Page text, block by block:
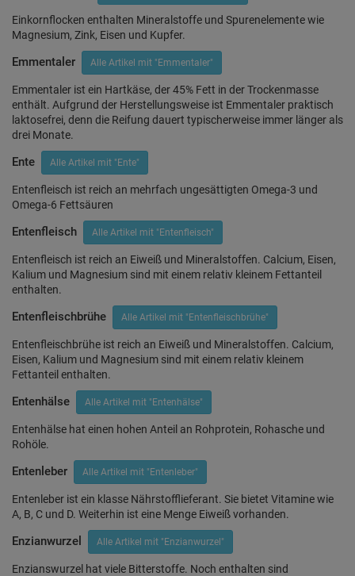
Einkornflocken enthalten Mineralstoffe und Spurenelemente wie
Magnesium, Zink, Eisen und Kupfer.
Emmentaler Alle Artikel mit "Emmentaler"
Emmentaler ist ein Hartkäse, der 45% Fett in der Trockenmasse
enthält. Aufgrund der Herstellungsweise ist Emmentaler praktisch
laktosefrei, denn die Reifung dauert typischerweise immer länger als
drei Monate.
Ente Alle Artikel mit "Ente"
Entenfleisch ist reich an mehrfach ungesättigten Omega-3 und
Omega-6 Fettsäuren
Entenfleisch Alle Artikel mit "Entenfleisch"
Entenfleisch ist reich an Eiweiß und Mineralstoffen. Calcium, Eisen,
Kalium und Magnesium sind mit einem relativ kleinem Fettanteil
enthalten.
Entenfleischbrühe Alle Artikel mit "Entenfleischbrühe"
Entenfleischbrühe ist reich an Eiweiß und Mineralstoffen. Calcium,
Eisen, Kalium und Magnesium sind mit einem relativ kleinem
Fettanteil enthalten.
Entenhälse Alle Artikel mit "Entenhälse"
Entenhälse hat einen hohen Anteil an Rohprotein, Rohasche und
Rohöle.
Entenleber Alle Artikel mit "Entenleber"
Entenleber ist ein klasse Nährstofflieferant. Sie bietet Vitamine wie
A, B, C und D. Weiterhin ist eine Menge Eiweiß vorhanden.
Enzianwurzel Alle Artikel mit "Enzianwurzel"
Enzianswurzel hat viele Bitterstoffe. Noch enthalten sind